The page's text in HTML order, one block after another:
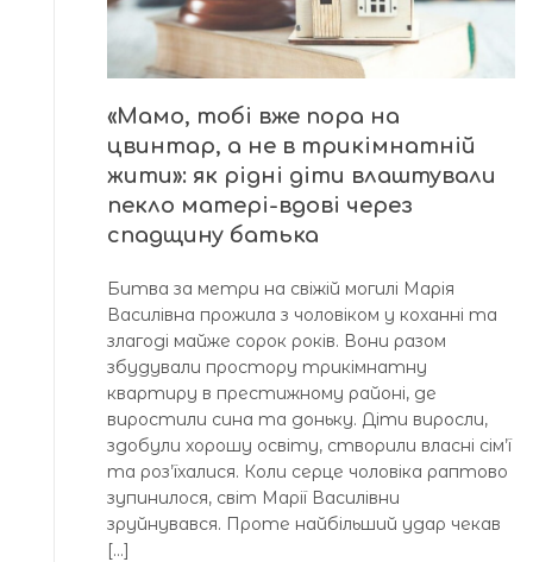
«Мамо, тобі вже пора на
цвинтар, а не в трикімнатній
жити»: як рідні діти влаштували
пекло матері-вдові через
спадщину батька
Битва за метри на свіжій могилі Марія
Василівна прожила з чоловіком у коханні та
злагоді майже сорок років. Вони разом
збудували простору трикімнатну
квартиру в престижному районі, де
виростили сина та доньку. Діти виросли,
здобули хорошу освіту, створили власні сім’ї
та роз’їхалися. Коли серце чоловіка раптово
зупинилося, світ Марії Василівни
зруйнувався. Проте найбільший удар чекав
[…]